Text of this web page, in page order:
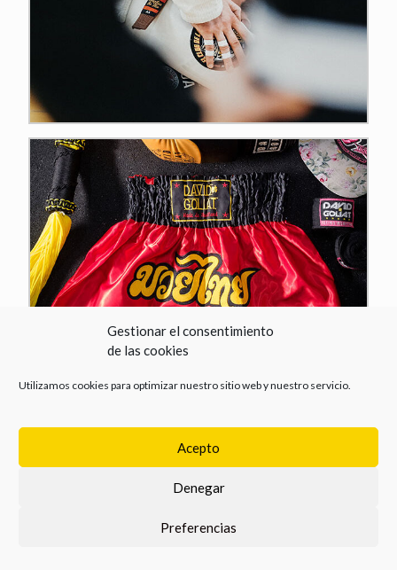
Gestionar el consentimiento
de las cookies
Utilizamos cookies para optimizar nuestro sitio web y nuestro servicio.
Acepto
Denegar
Preferencias